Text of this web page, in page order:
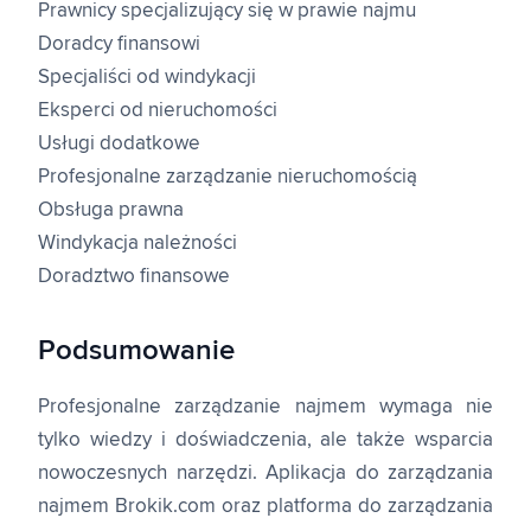
Prawnicy specjalizujący się w prawie najmu
Doradcy finansowi
Specjaliści od windykacji
Eksperci od nieruchomości
Usługi dodatkowe
Profesjonalne zarządzanie nieruchomością
Obsługa prawna
Windykacja należności
Doradztwo finansowe
Podsumowanie
Profesjonalne zarządzanie najmem wymaga nie
tylko wiedzy i doświadczenia, ale także wsparcia
nowoczesnych narzędzi. Aplikacja do zarządzania
najmem Brokik.com oraz platforma do zarządzania